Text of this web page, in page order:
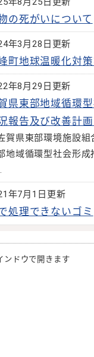
の死がいについて
年3月28日更新
町地球温暖化対
年8月29日更新
県東部地域循環
報告及び改善計
賀県東部環境施設組
地域循環型社会形
年7月1日更新
処理できないゴミ
ンドウで開きます